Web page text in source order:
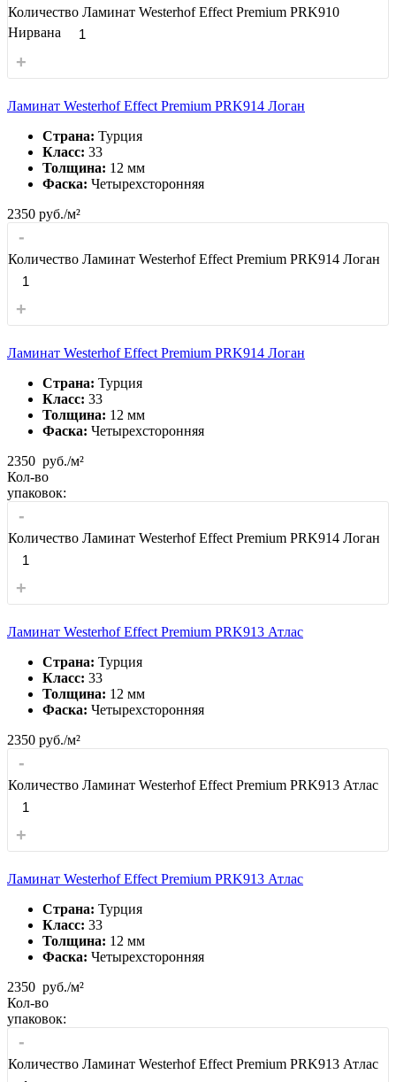
Количество Ламинат Westerhof Effect Premium PRK910
Нирвана
+
Ламинат Westerhof Effect Premium PRK914 Логан
Страна: Турция
Класс: 33
Толщина: 12 мм
Фаска: Четырехсторонняя
2350 руб./м²
-
Количество Ламинат Westerhof Effect Premium PRK914 Логан
+
Ламинат Westerhof Effect Premium PRK914 Логан
Страна: Турция
Класс: 33
Толщина: 12 мм
Фаска: Четырехсторонняя
2350 руб./м²
Кол-во
упаковок:
-
Количество Ламинат Westerhof Effect Premium PRK914 Логан
+
Ламинат Westerhof Effect Premium PRK913 Атлас
Страна: Турция
Класс: 33
Толщина: 12 мм
Фаска: Четырехсторонняя
2350 руб./м²
-
Количество Ламинат Westerhof Effect Premium PRK913 Атлас
+
Ламинат Westerhof Effect Premium PRK913 Атлас
Страна: Турция
Класс: 33
Толщина: 12 мм
Фаска: Четырехсторонняя
2350 руб./м²
Кол-во
упаковок:
-
Количество Ламинат Westerhof Effect Premium PRK913 Атлас